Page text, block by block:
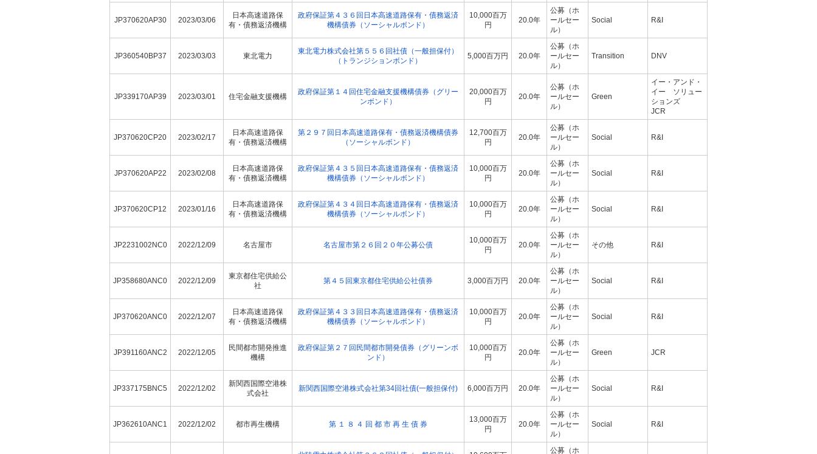
JP370620AP30 2023/03/06
日本高速道路保
有・債務返済機構
政府保証第４３６回日本高速道路保有・債務返済
機構債券（ソーシャルボンド）
10,000百万
円
20.0年
公募（ホ
ールセー
ル）
Social R&I
JP360540BP37 2023/03/03 東北電力
東北電力株式会社第５５６回社債（一般担保付）
（トランジションボンド）
5,000百万円 20.0年
公募（ホ
ールセー
ル）
Transition DNV
JP339170AP39 2023/03/01 住宅金融支援機構
政府保証第１４回住宅金融支援機構債券（グリー
ンボンド）
20,000百万
円
20.0年
公募（ホ
ールセー
ル）
Green
イー・アンド・
イー ソリュー
ションズ
JCR
JP370620CP20 2023/02/17
日本高速道路保
有・債務返済機構
第２９７回日本高速道路保有・債務返済機構債券
（ソーシャルボンド）
12,700百万
円
20.0年
公募（ホ
ールセー
ル）
Social R&I
JP370620AP22 2023/02/08
日本高速道路保
有・債務返済機構
政府保証第４３５回日本高速道路保有・債務返済
機構債券（ソーシャルボンド）
10,000百万
円
20.0年
公募（ホ
ールセー
ル）
Social R&I
JP370620CP12 2023/01/16
日本高速道路保
有・債務返済機構
政府保証第４３４回日本高速道路保有・債務返済
機構債券（ソーシャルボンド）
10,000百万
円
20.0年
公募（ホ
ールセー
ル）
Social R&I
JP2231002NC0 2022/12/09 名古屋市 名古屋市第２６回２０年公募公債
10,000百万
円
20.0年
公募（ホ
ールセー
ル）
その他 R&I
JP358680ANC0 2022/12/09
東京都住宅供給公
社
第４５回東京都住宅供給公社債券 3,000百万円 20.0年
公募（ホ
ールセー
ル）
Social R&I
JP370620ANC0 2022/12/07
日本高速道路保
有・債務返済機構
政府保証第４３３回日本高速道路保有・債務返済
機構債券（ソーシャルボンド）
10,000百万
円
20.0年
公募（ホ
ールセー
ル）
Social R&I
JP391160ANC2 2022/12/05
民間都市開発推進
機構
政府保証第２７回民間都市開発債券（グリーンボ
ンド）
10,000百万
円
20.0年
公募（ホ
ールセー
ル）
Green JCR
JP337175BNC5 2022/12/02
新関西国際空港株
式会社
新関西国際空港株式会社第34回社債(一般担保付) 6,000百万円 20.0年
公募（ホ
ールセー
ル）
Social R&I
JP362610ANC1 2022/12/02 都市再生機構 第 １ ８ ４ 回 都 市 再 生 債 券
13,000百万
円
20.0年
公募（ホ
ールセー
ル）
Social R&I
公募（ホ